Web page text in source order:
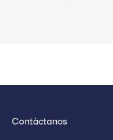
Contáctanos